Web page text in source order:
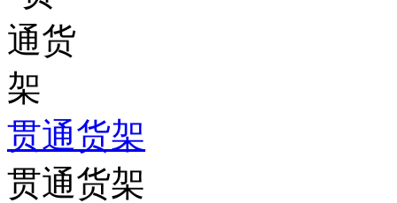
贯通货架
贯通货架